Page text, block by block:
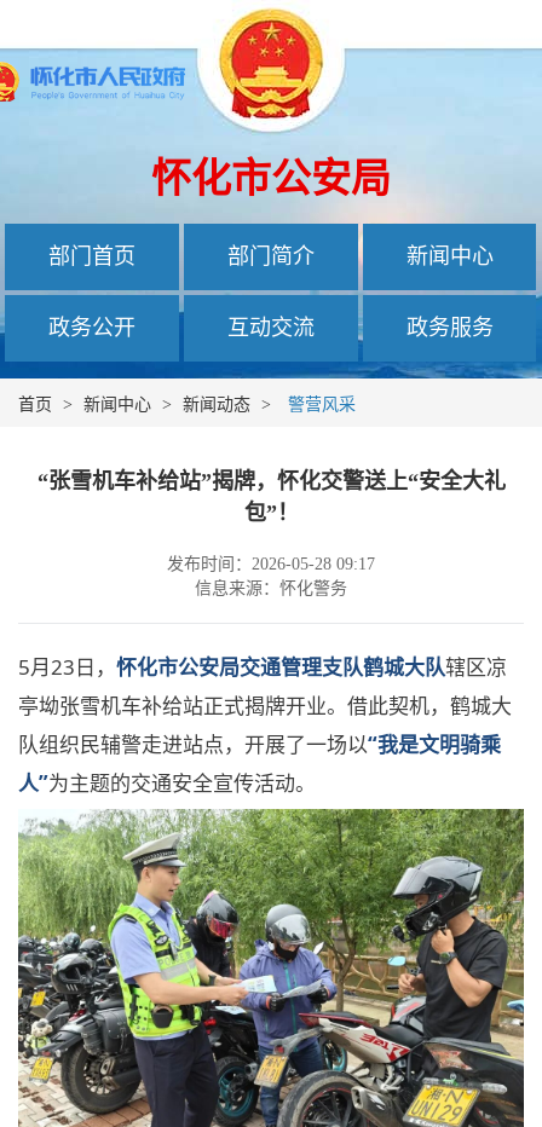
怀化市公安局
部门首页 部门简介 新闻中心
政务公开 互动交流 政务服务
首页 > 新闻中心 > 新闻动态 > 警营风采
“张雪机车补给站”揭牌，怀化交警送上“安全大礼
包”！
发布时间：2026-05-28 09:17
信息来源：怀化警务
5月23日， 怀化市公安局交通管理支队鹤城大队辖区凉
亭坳张雪机车补给站正式揭牌开业。借此契机，鹤城大
队组织民辅警走进站点，开展了一场以“我是文明骑乘
人”为主题的交通安全宣传活动。